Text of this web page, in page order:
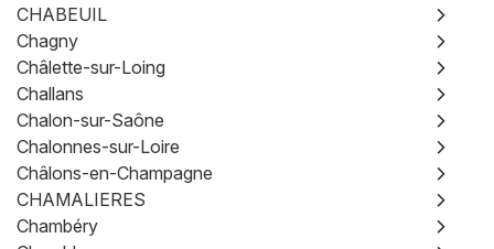
CHABEUIL
Chagny
Châlette-sur-Loing
Challans
Chalon-sur-Saône
Chalonnes-sur-Loire
Châlons-en-Champagne
CHAMALIERES
Chambéry